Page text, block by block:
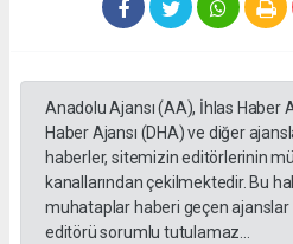
Anadolu Ajansı (AA), İhlas Haber
Haber Ajansı (DHA) ve diğer
haberler, sitemizin editörlerinin
kanallarından çekilmektedir. Bu
muhataplar haberi geçen
editörü sorumlu tutulamaz...